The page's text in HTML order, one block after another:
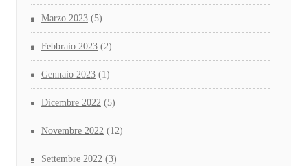
Marzo 2023 (5)
Febbraio 2023 (2)
Gennaio 2023 (1)
Dicembre 2022 (5)
Novembre 2022 (12)
Settembre 2022 (3)